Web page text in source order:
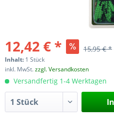
12,42 € * 15,95 € *
Inhalt: 1 Stück
inkl. MwSt.zzgl. Versandkosten
Versandfertig 1-4 Werktagen